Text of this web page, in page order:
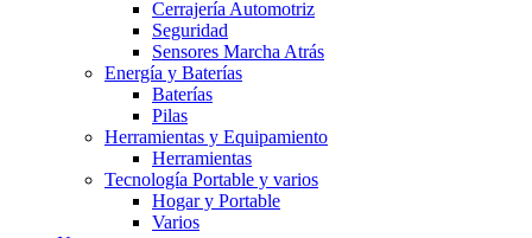
Cerrajería Automotriz
Seguridad
Sensores Marcha Atrás
Energía y Baterías
Baterías
Pilas
Herramientas y Equipamiento
Herramientas
Tecnología Portable y varios
Hogar y Portable
Varios